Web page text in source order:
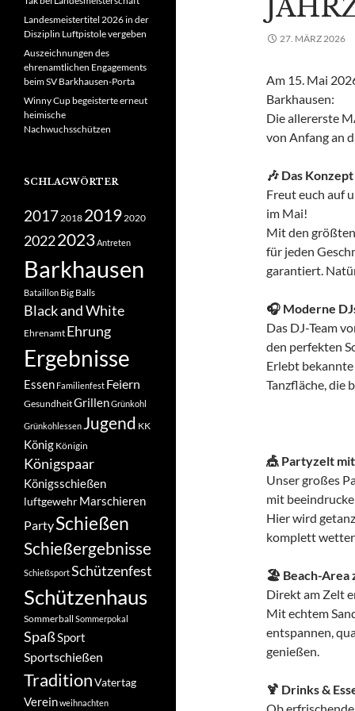
27. MÄRZ 2026
Am 15. Mai
Barkhausen:
Die allererste
von Anfang an
🎶 Das
Freut euch auf
im Mai!
Mit den
für jeden
garantiert.
🎧 Moderne
Das DJ-Team
den perfekten
Erlebt
Tanzfläche, die
🎪 Partyzelt
Unser großes
mit
Hier wird
komplett
🏖️ Beach-Area
Direkt am Zelt
Mit echtem
entspannen,
genießen.
🍹 Drinks &
Landesmeistertitel 2026 in der
Disziplin Luftpistole vergeben
Auszeichnungen des
ehrenamtlichen Engagements
beim SV Barkhausen-Porta
Winny Cup begeisterte erneut
heimische
Nachwuchsschützen
SCHLAGWÖRTER
20172018 20192020
20222023Antreten
Barkhausen
Bataillon Big Balls
Black and White
Ehrenamt Ehrung
Ergebnisse
Essen Familienfest Feiern
GesundheitGrillenGrünkohl
Grünkohlessen Jugend KK
König Königin
Königspaar
Königsschießen
luftgewehrMarschieren
PartySchießen
Schießergebnisse
SchießsportSchützenfest
Schützenhaus
Sommerball Sommerpokal
SpaßSport
Sportschießen
TraditionVatertag
Vereinweihnachten